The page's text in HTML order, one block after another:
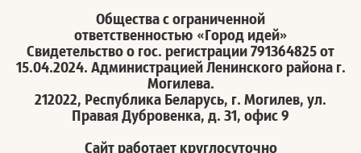
Общества с ограниченной
ответственностью «Город идей»
Свидетельство о гос. регистрации 791364825 от
15.04.2024. Администрацией Ленинского района г.
Могилева.
212022, Республика Беларусь, г. Могилев, ул.
Правая Дубровенка, д. 31, офис 9
Сайт работает круглосуточно